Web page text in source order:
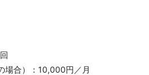
場合）：10,000円／月